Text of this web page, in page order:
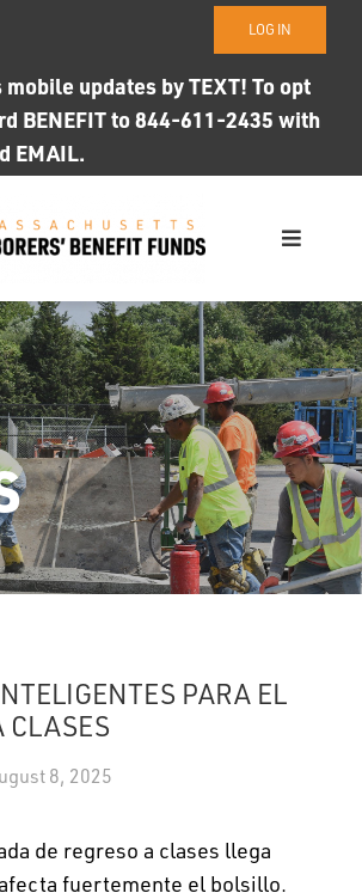
LOG IN
mobile updates by TEXT! To opt
BENEFIT to 844-611-2435 with
EMAIL.
Toggle
PARA EL
CLASES
8, 2025
de regreso a clases llega
fuertemente el bolsillo.